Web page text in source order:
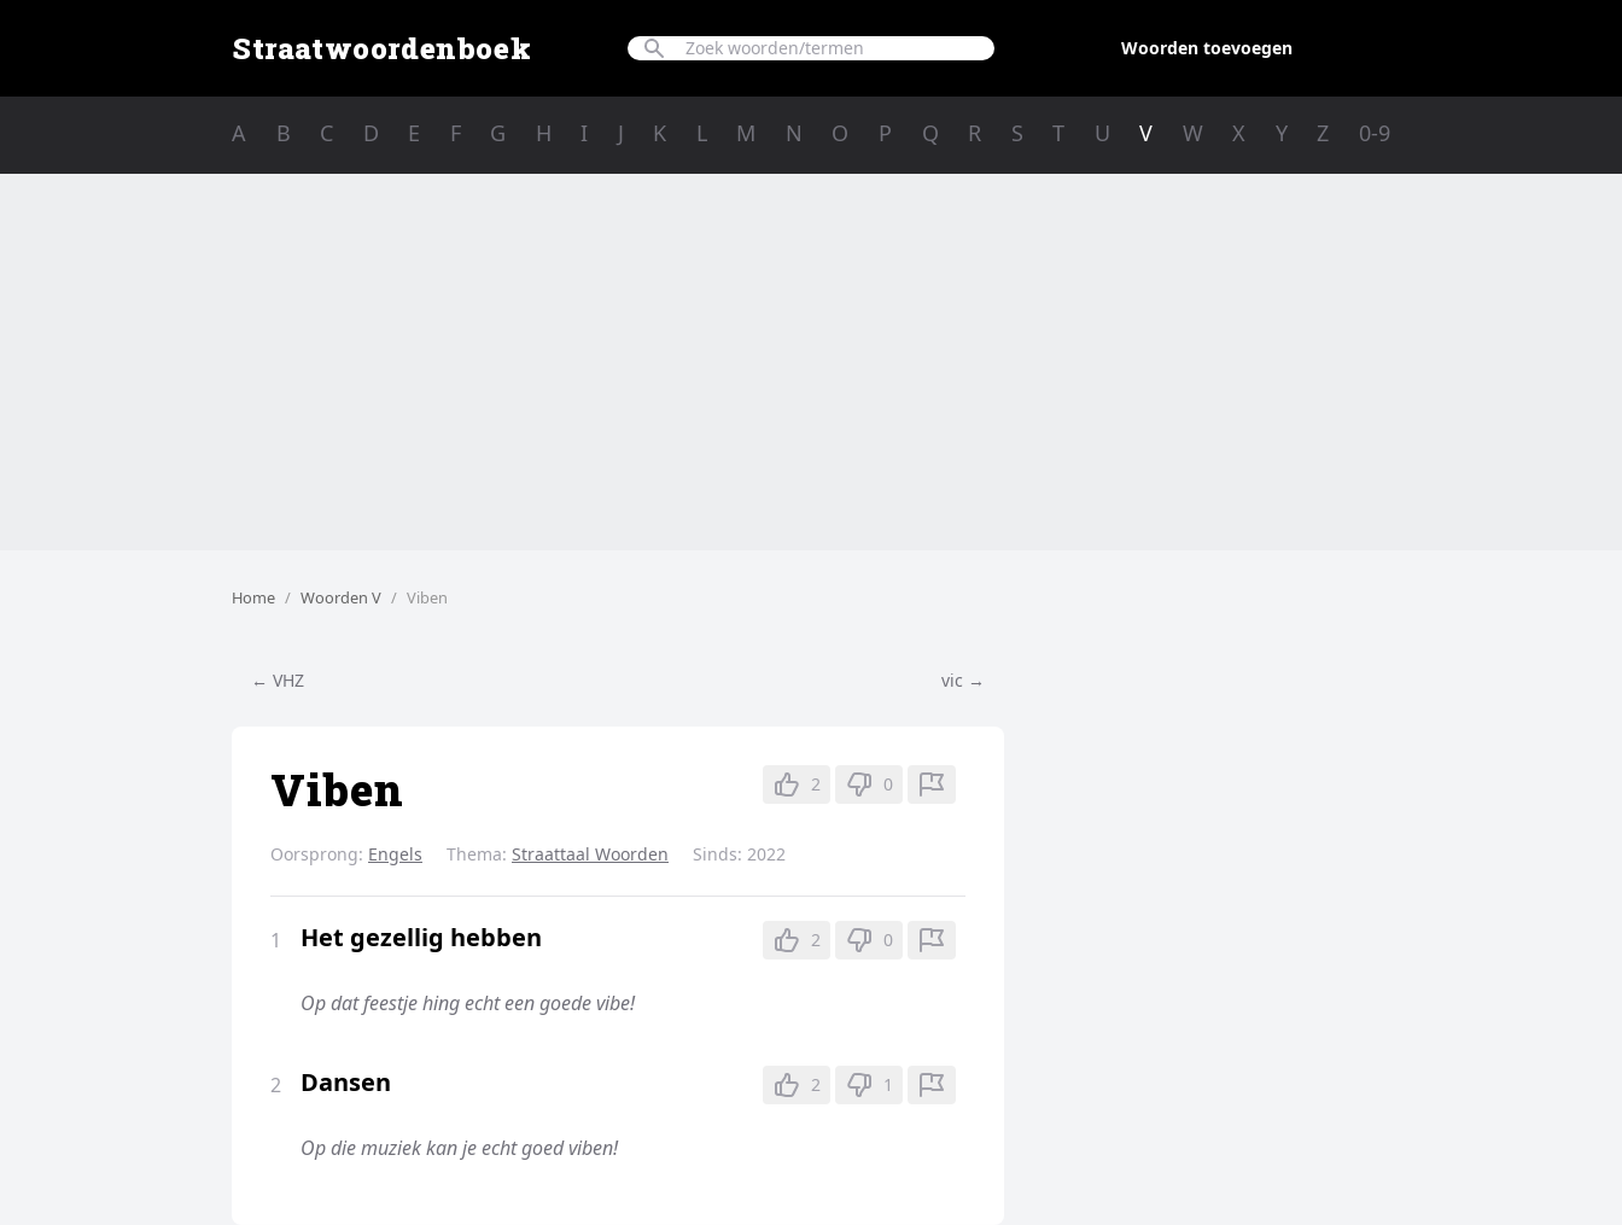
Straatwoordenboek Woorden toevoegen
A B C D E F G H I J K L M N O P Q R S T U V W X Y Z 0-9
Home Woorden V Viben
← VHZ vic →
Viben 2 0
Oorsprong: Engels Thema: Straattaal Woorden Sinds: 2022
1 Het gezellig hebben 2 0
Op dat feestje hing echt een goede vibe!
2 Dansen 2 1
Op die muziek kan je echt goed viben!